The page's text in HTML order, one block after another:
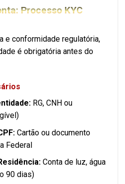
Processo KYC
e conformidade regulatória,
é obrigatória antes do
RG, CNH ou
Cartão ou documento
Federal
Conta de luz, água
90 dias)